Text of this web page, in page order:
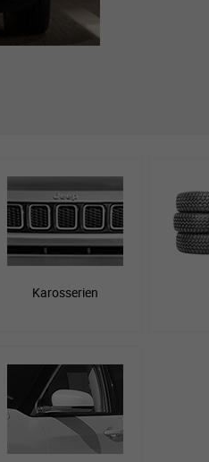
Karosserien